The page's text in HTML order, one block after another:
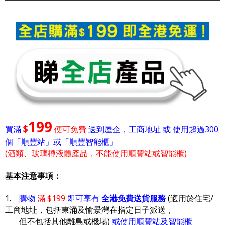
買滿$199 便可免費送到屋企，工商地址 或 使用超過300
個「順豐站」或「順豐智能櫃」
(酒類、玻璃樽液體產品，不能使用順豐站或智能櫃)
基本注意事項：
1. 購物 滿 $199 即可享有全港免費送貨服務(適用於住宅/
工商地址，包括東涌及愉景灣在指定日子派送，
但不包括其他離島或機場) 或使用順豐站及智能櫃